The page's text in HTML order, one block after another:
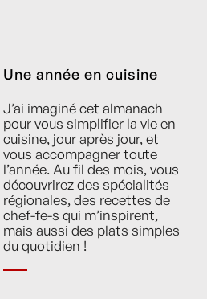
Une année en cuisine
J’ai imaginé cet almanach
pour vous simplifier la vie en
cuisine, jour après jour, et
vous accompagner toute
l’année. Au fil des mois, vous
découvrirez des spécialités
régionales, des recettes de
chef-fe-s qui m’inspirent,
mais aussi des plats simples
du quotidien !